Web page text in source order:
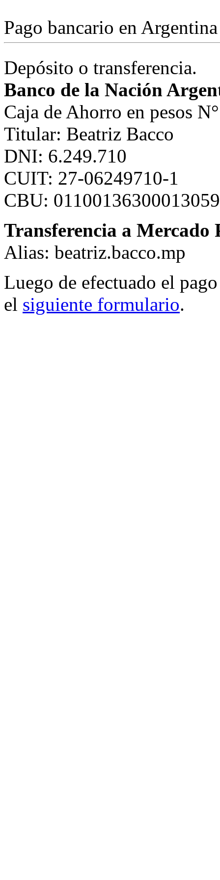
Pago bancario en Argentina
Depósito o transferencia.
Banco de la Nación
Caja de Ahorro en pesos
Titular: Beatriz Bacco
DNI: 6.249.710
CUIT: 27-06249710-1
CBU:
Transferencia a Mercado
Alias: beatriz.bacco.mp
Luego de efectuado el
el siguiente formulario.